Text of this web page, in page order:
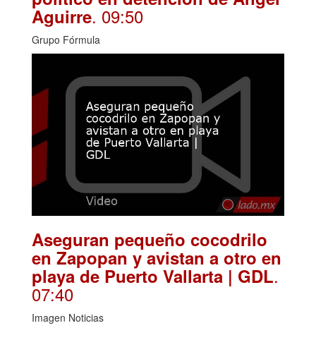
Aguirre. 09:50
Grupo Fórmula
Aseguran pequeño cocodrilo
en Zapopan y avistan a otro en
playa de Puerto Vallarta | GDL.
07:40
Imagen Noticias